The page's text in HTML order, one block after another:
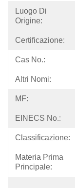
Luogo Di
Origine:
Certificazione:
Cas No.:
Altri Nomi:
MF:
EINECS No.:
Classificazione:
Materia Prima
Principale: